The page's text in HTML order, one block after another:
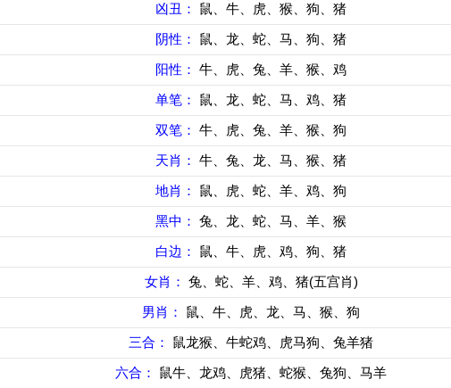
凶丑： 鼠、牛、虎、猴、狗、猪
阴性： 鼠、龙、蛇、马、狗、猪
阳性： 牛、虎、兔、羊、猴、鸡
单笔： 鼠、龙、蛇、马、鸡、猪
双笔： 牛、虎、兔、羊、猴、狗
天肖： 牛、兔、龙、马、猴、猪
地肖： 鼠、虎、蛇、羊、鸡、狗
黑中： 兔、龙、蛇、马、羊、猴
白边： 鼠、牛、虎、鸡、狗、猪
女肖： 兔、蛇、羊、鸡、猪(五宫肖)
男肖： 鼠、牛、虎、龙、马、猴、狗
三合： 鼠龙猴、牛蛇鸡、虎马狗、兔羊猪
六合： 鼠牛、龙鸡、虎猪、蛇猴、兔狗、马羊